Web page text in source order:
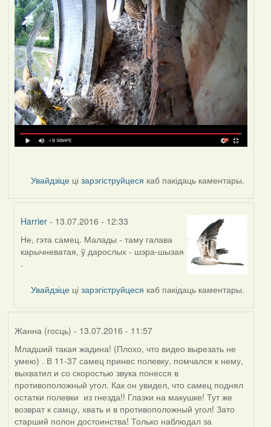
Увайдзіце цізарэгіструйцеся каб пакідаць каментары.
Harrier - 13.07.2016 - 12:33
In
reply
to
VoV
Не, гэта самец. Малады - таму галава
карычневатая, ў дарослых - шэра-шызая
.
Увайдзіце цізарэгіструйцеся каб пакідаць каментары.
Жанна (госць) - 13.07.2016 - 11:57
Младший такая жадина! (Плохо, что видео вырезать не
умею) . В 11-37 самец принес полевку, помчался к нему,
выхватил и со скоростью звука понесся в
противоположный угол. Как он увидел, что самец поднял
остатки полевки из гнезда!! Глазки на макушке! Тут же
возврат к самцу, хвать и в противоположный угол! Зато
старший полон достоинства! Только наблюдал за